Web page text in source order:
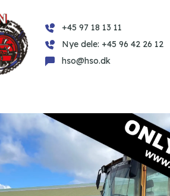
+45 97 18 13 11
Nye dele: +45 96 42 26 12
hso@hso.dk